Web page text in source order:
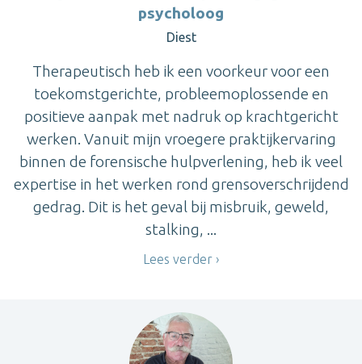
psycholoog
Diest
Therapeutisch heb ik een voorkeur voor een
toekomstgerichte, probleemoplossende en
positieve aanpak met nadruk op krachtgericht
werken. Vanuit mijn vroegere praktijkervaring
binnen de forensische hulpverlening, heb ik veel
expertise in het werken rond grensoverschrijdend
gedrag. Dit is het geval bij misbruik, geweld,
stalking, ...
Lees verder